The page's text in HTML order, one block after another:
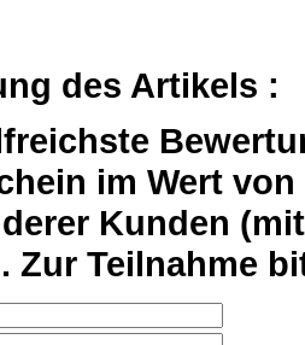
des Artikels :
im Wert
Kunden
Zur Teilnahme